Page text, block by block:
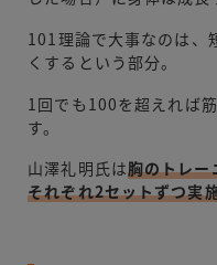
101理論で大事なのは、
くするという部分。
1回でも100を超えれば
す。
山澤礼明氏は胸のトレー
それぞれ2セットずつ実